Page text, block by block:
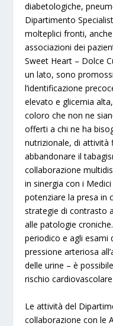
diabetologiche,
Dipartimento
molteplici fronti,
associazioni dei
Sweet Heart – Dolce
un lato, sono
l’identificazione
elevato e glicemia
coloro che non ne
offerti a chi ne ha
nutrizionale, di attività
abbandonare il
collaborazione
in sinergia con i
potenziare la presa in
strategie di contrasto
alle patologie
periodico e agli esami
pressione arteriosa
delle urine – è
rischio
Le attività del
collaborazione con le